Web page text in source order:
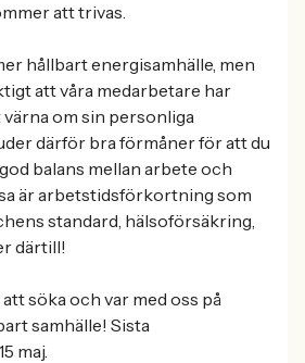
att trivas.
hållbart energisamhälle, men
att våra medarbetare har
om sin personliga
därför bra förmåner för att du
balans mellan arbete och
är arbetstidsförkortning som
standard, hälsoförsäkring,
därtill!
söka och var med oss på
samhälle! Sista
maj.